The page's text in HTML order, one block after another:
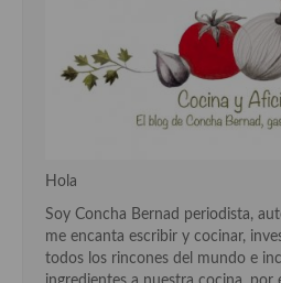
Hola
Soy Concha Bernad periodista,
me encanta escribir y cocinar,
todos los rincones del mundo e